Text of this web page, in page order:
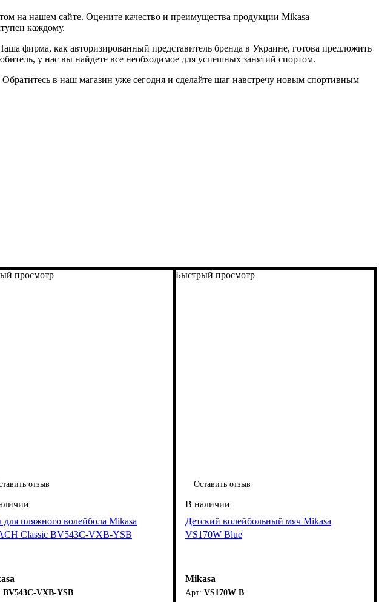
на нашем сайте. Оцените качество и преимущества продукции Mikasa
каждому.
фирма, как авторизированный представитель бренда в Украине, готова предложить
у нас вы найдете все необходимое для успешных занятий спортом.
в наш магазин уже сегодня и сделайте шаг навстречу новым спортивным
просмотр
отзыв
пляжного волейбола Mikasa
Classic BV543C-VXB-YSB
BV543C-VXB-YSB
Быстрый просмотр
Оставить отзыв
Детский волейбольный мяч Mikasa
VS170W Blue
Mikasa
VS170W B